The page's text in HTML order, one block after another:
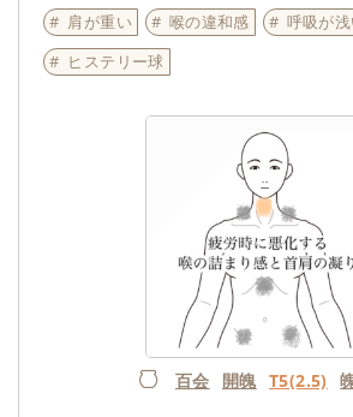
肩が重い 喉の違和感
呼吸が
ヒステリー球
百会 開魄 T5(2.5)